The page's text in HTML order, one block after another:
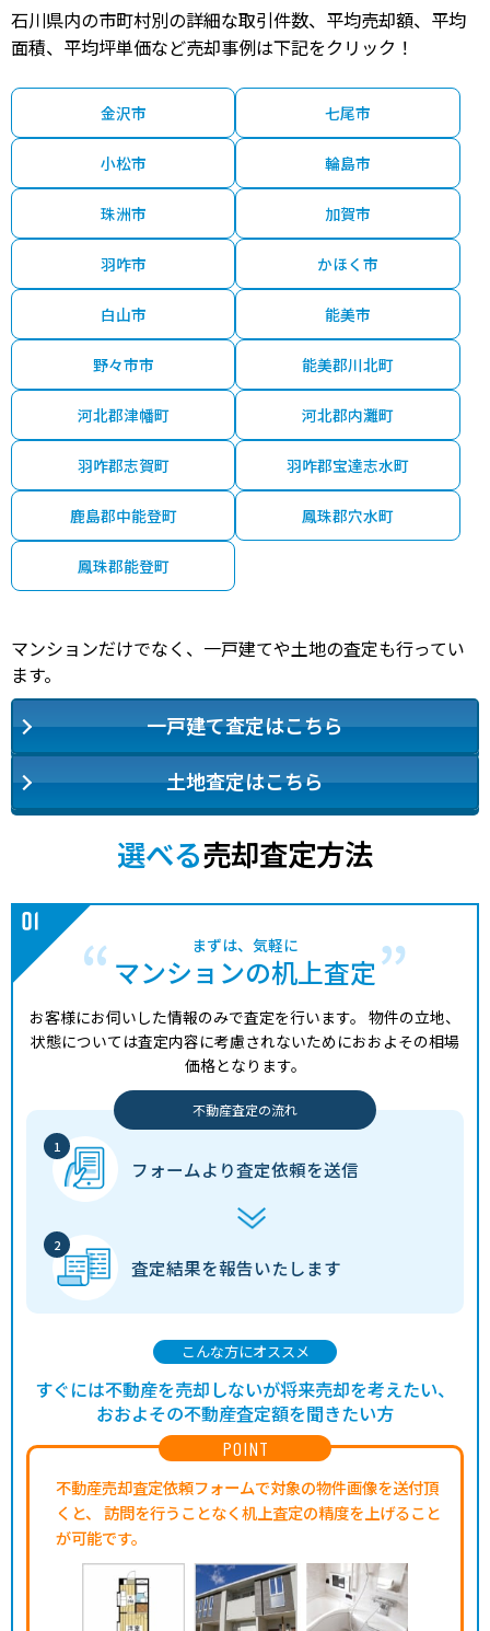
石川県内の市町村別の詳細な取引件数、平均売却額、平均
面積、平均坪単価など売却事例は下記をクリック！
金沢市 七尾市
小松市 輪島市
珠洲市 加賀市
羽咋市 かほく市
白山市 能美市
野々市市 能美郡川北町
河北郡津幡町 河北郡内灘町
羽咋郡志賀町 羽咋郡宝達志水町
鹿島郡中能登町 鳳珠郡穴水町
鳳珠郡能登町
マンションだけでなく、一戸建てや土地の査定も行ってい
ます。
一戸建て査定はこちら
土地査定はこちら
選べる売却査定方法
まずは、気軽に
マンションの机上査定
お客様にお伺いした情報のみで査定を行います。 物件の立地、
状態については査定内容に考慮されないためにおおよその相場
価格となります。
不動産査定の流れ
フォームより査定依頼を送信
査定結果を報告いたします
POINT
不動産売却査定依頼フォームで対象の物件画像を送付頂
くと、
訪問を行うことなく机上査定の精度を上げること
が可能です。
こんな方にオススメ
すぐには不動産を売却しないが将来売却を考えたい、
おおよその不動産査定額を聞きたい方